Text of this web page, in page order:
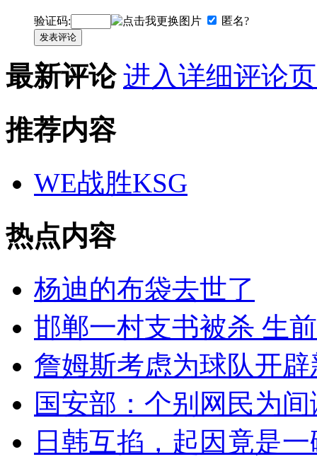
验证码: 匿名?
发表评论
最新评论 进入详细评论
推荐内容
WE战胜KSG
热点内容
杨迪的布袋去世了
邯郸一村支书被杀 生
詹姆斯考虑为球队开
国安部：个别网民为
日韩互掐，起因竟是